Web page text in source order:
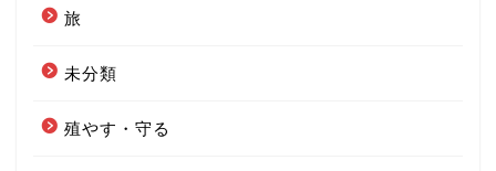
旅
未分類
殖やす・守る